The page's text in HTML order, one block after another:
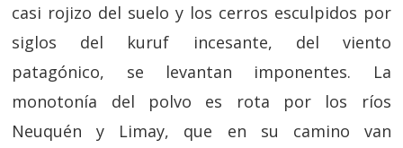
casi rojizo del suelo y los cerros esculpidos por
siglos del kuruf incesante, del viento
patagónico, se levantan imponentes. La
monotonía del polvo es rota por los ríos
Neuquén y Limay, que en su camino van